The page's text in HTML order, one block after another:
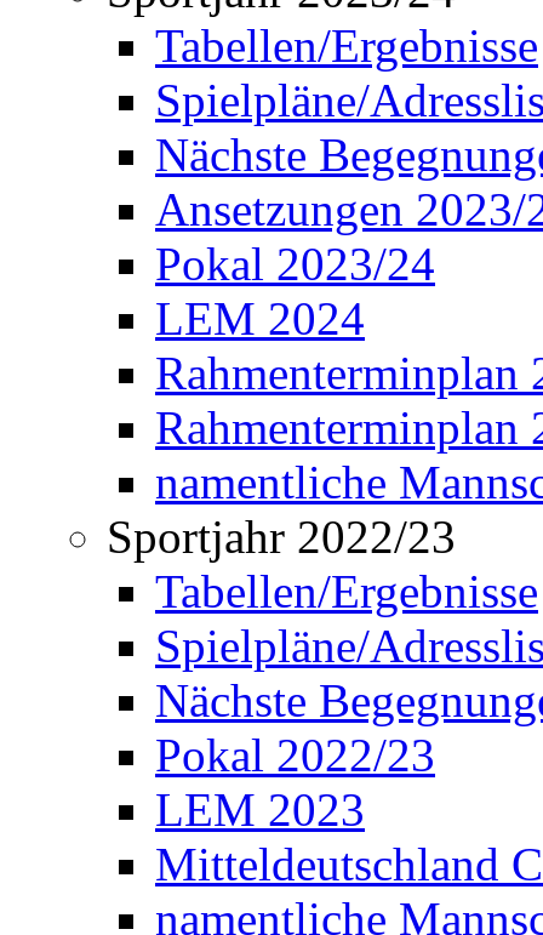
Tabellen/Ergebnisse
Spielpläne/
Nächste
Ansetzungen 2023/
Pokal 2023/24
LEM 2024
Rahmenterminplan
Rahmenterminplan
namentliche
Sportjahr 2022/23
Tabellen/Ergebnisse
Spielpläne/
Nächste
Pokal 2022/23
LEM 2023
Mitteldeutschland
namentliche